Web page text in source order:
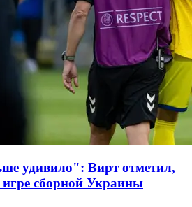
удивило": Вирт отметил,
игре сборной Украины